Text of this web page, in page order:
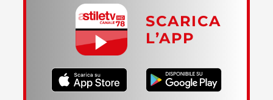
SCARICA
L’APP